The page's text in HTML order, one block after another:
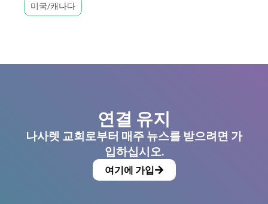
미국/캐나다
연결 유지
나사렛 교회로부터 매주 뉴스를 받으려면 가
입하십시오.
여기에 가입